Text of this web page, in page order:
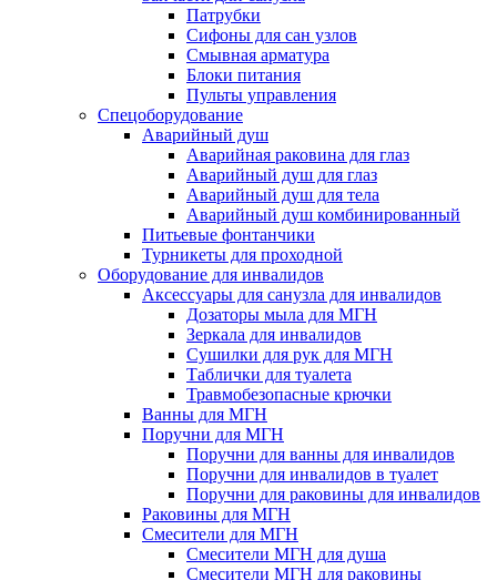
Патрубки
Сифоны для сан узлов
Смывная арматура
Блоки питания
Пульты управления
Спецоборудование
Аварийный душ
Аварийная раковина для глаз
Аварийный душ для глаз
Аварийный душ для тела
Аварийный душ комбинированный
Питьевые фонтанчики
Турникеты для проходной
Оборудование для инвалидов
Аксессуары для санузла для инвалидов
Дозаторы мыла для МГН
Зеркала для инвалидов
Сушилки для рук для МГН
Таблички для туалета
Травмобезопасные крючки
Ванны для МГН
Поручни для МГН
Поручни для ванны для инвалидов
Поручни для инвалидов в туалет
Поручни для раковины для инвалидов
Раковины для МГН
Смесители для МГН
Смесители МГН для душа
Смесители МГН для раковины